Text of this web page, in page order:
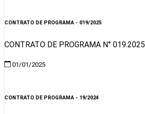
CONTRATO DE PROGRAMA - 019/2025
CONTRATO DE PROGRAMA N° 019.2025
01/01/2025
CONTRATO DE PROGRAMA - 19/2024